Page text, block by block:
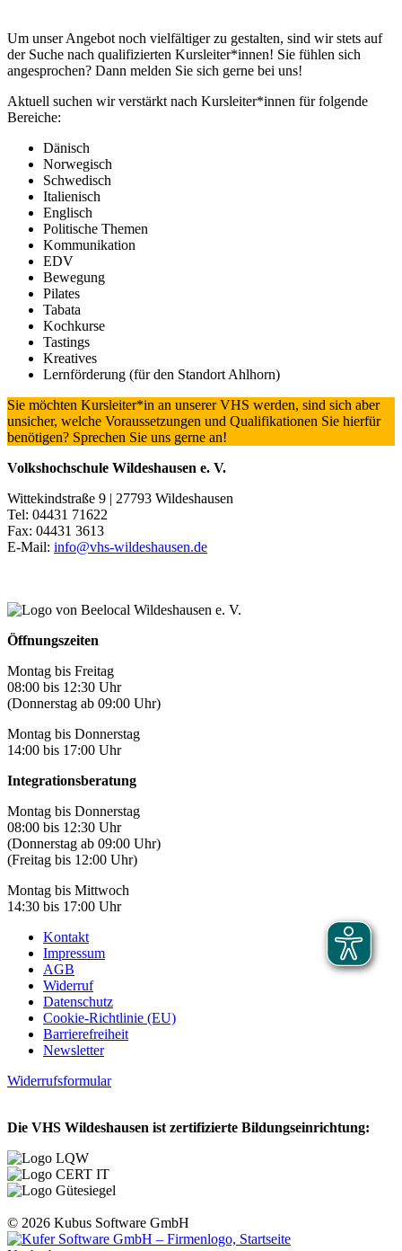
Um unser Angebot noch vielfältiger zu gestalten, sind wir stets auf
der Suche nach qualifizierten Kursleiter*innen! Sie fühlen sich
angesprochen? Dann melden Sie sich gerne bei uns!
Aktuell suchen wir verstärkt nach Kursleiter*innen für folgende
Bereiche:
Dänisch
Norwegisch
Schwedisch
Italienisch
Englisch
Politische Themen
Kommunikation
EDV
Bewegung
Pilates
Tabata
Kochkurse
Tastings
Kreatives
Lernförderung (für den Standort Ahlhorn)
Sie möchten Kursleiter*in an unserer VHS werden, sind sich aber
unsicher, welche Voraussetzungen und Qualifikationen Sie hierfür
benötigen? Sprechen Sie uns gerne an!
Volkshochschule Wildeshausen e. V.
Wittekindstraße 9 | 27793 Wildeshausen
Tel: 04431 71622
Fax: 04431 3613
E-Mail: info@vhs-wildeshausen.de
Öffnungszeiten
Montag bis Freitag
08:00 bis 12:30 Uhr
(Donnerstag ab 09:00 Uhr)
Montag bis Donnerstag
14:00 bis 17:00 Uhr
Integrationsberatung
Montag bis Donnerstag
08:00 bis 12:30 Uhr
(Donnerstag ab 09:00 Uhr)
(Freitag bis 12:00 Uhr)
Montag bis Mittwoch
14:30 bis 17:00 Uhr
Kontakt
Impressum
AGB
Widerruf
Datenschutz
Cookie-Richtlinie (EU)
Barrierefreiheit
Newsletter
Widerrufsformular
Die VHS Wildeshausen ist zertifizierte Bildungseinrichtung:
© 2026 Kubus Software GmbH